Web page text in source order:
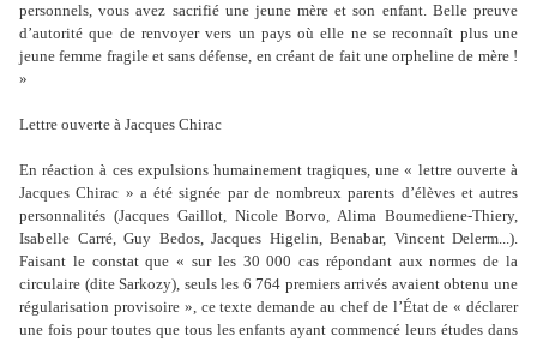
personnels, vous avez sacrifié une jeune mère et son enfant. Belle preuve
d’autorité que de renvoyer vers un pays où elle ne se reconnaît plus une
jeune femme fragile et sans défense, en créant de fait une orpheline de mère !
»
Lettre ouverte à Jacques Chirac
En réaction à ces expulsions humainement tragiques, une « lettre ouverte à
Jacques Chirac » a été signée par de nombreux parents d’élèves et autres
personnalités (Jacques Gaillot, Nicole Borvo, Alima Boumediene-Thiery,
Isabelle Carré, Guy Bedos, Jacques Higelin, Benabar, Vincent Delerm...).
Faisant le constat que « sur les 30 000 cas répondant aux normes de la
circulaire (dite Sarkozy), seuls les 6 764 premiers arrivés avaient obtenu une
régularisation provisoire », ce texte demande au chef de l’État de « déclarer
une fois pour toutes que tous les enfants ayant commencé leurs études dans